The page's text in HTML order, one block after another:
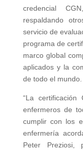
credencial
respaldando
servicio de
programa de
marco global
aplicados y la
de todo el mundo.
“La
enfermeros de
cumplir con los
enfermería
Peter Preziosi,